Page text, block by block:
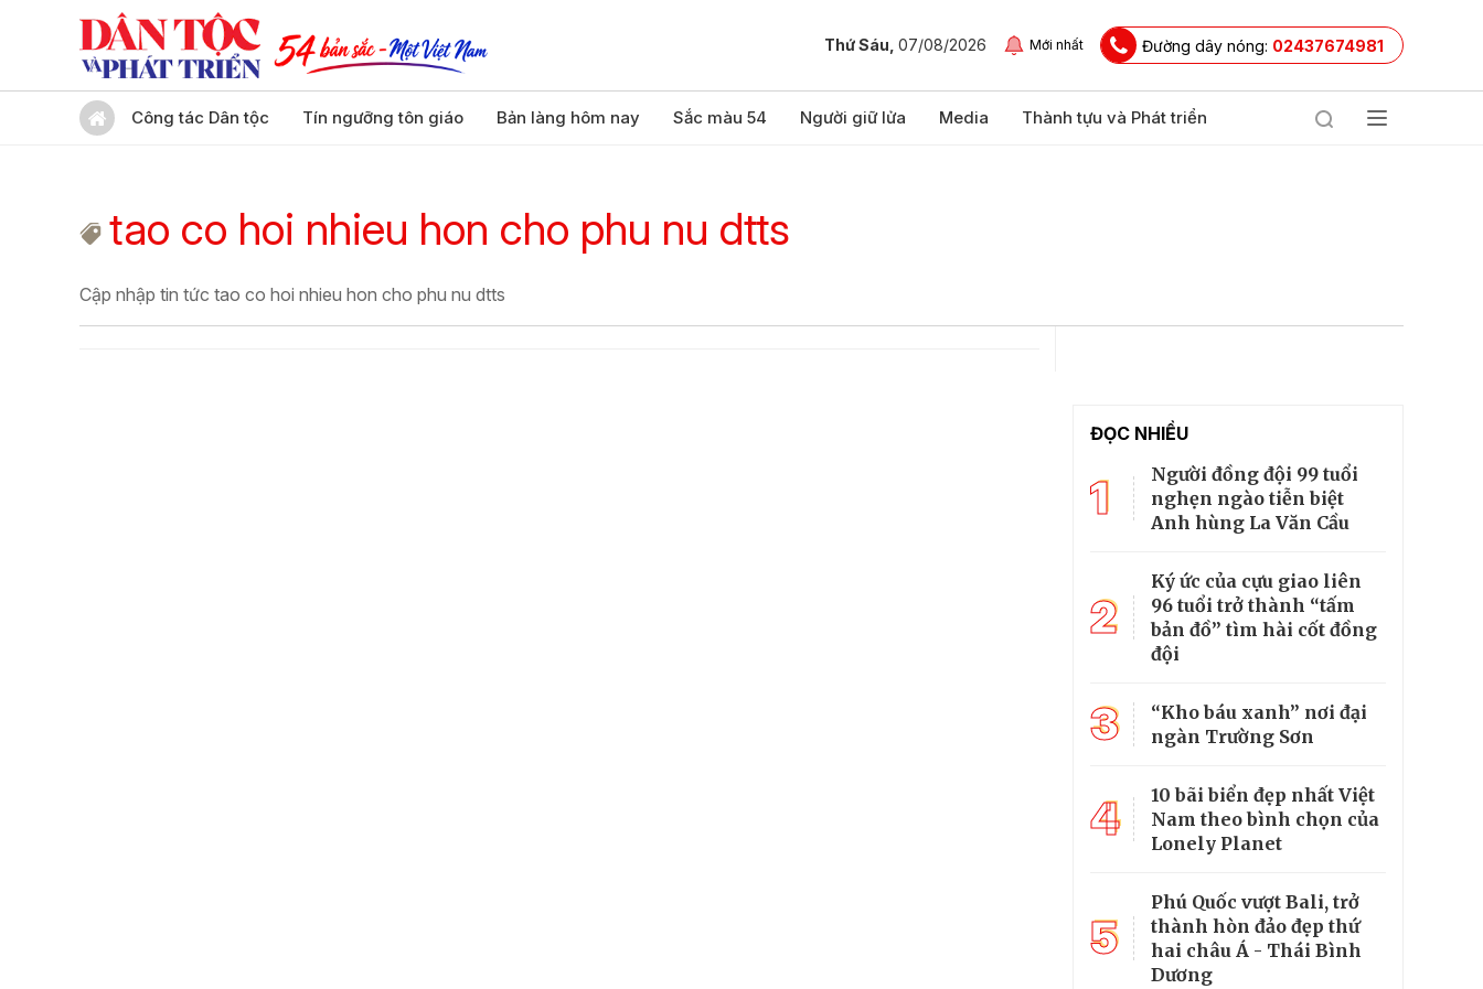
Thứ Sáu, 07/08/2026 Mới nhất Đường dây nóng: 02437674981
Công tác Dân tộc Tín ngưỡng tôn giáo Bản làng hôm nay Sắc màu 54 Người giữ lửa Media Thành tựu và Phát triển
tao co hoi nhieu hon cho phu nu dtts
Cập nhập tin tức tao co hoi nhieu hon cho phu nu dtts
ĐỌC NHIỀU
1
Người đồng đội 99 tuổi
nghẹn ngào tiễn biệt
Anh hùng La Văn Cầu
2
Ký ức của cựu giao liên
96 tuổi trở thành “tấm
bản đồ” tìm hài cốt đồng
đội
3
“Kho báu xanh” nơi đại
ngàn Trường Sơn
4
10 bãi biển đẹp nhất Việt
Nam theo bình chọn của
Lonely Planet
5
Phú Quốc vượt Bali, trở
thành hòn đảo đẹp thứ
hai châu Á - Thái Bình
Dương